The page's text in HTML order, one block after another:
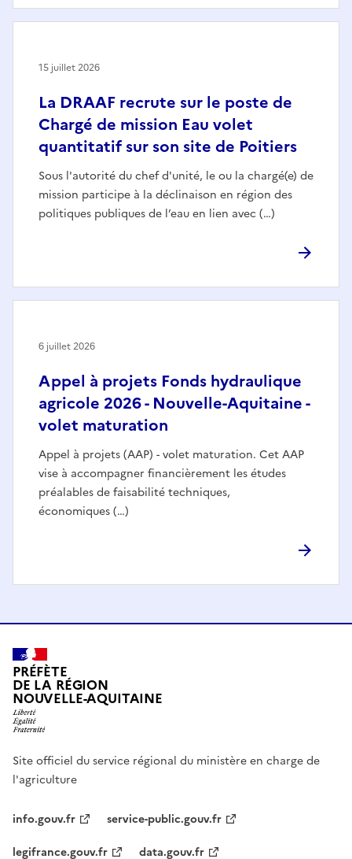
La DRAAF recrute sur le poste de
Chargé de mission Eau volet
quantitatif sur son site de Poitiers
Sous l'autorité du chef d'unité, le ou la chargé(e) de
mission participe à la déclinaison en région des
politiques publiques de l’eau en lien avec (…)
15 juillet 2026
Appel à projets Fonds hydraulique
agricole 2026 - Nouvelle-Aquitaine -
volet maturation
Appel à projets (AAP) - volet maturation. Cet AAP
vise à accompagner financièrement les études
préalables de faisabilité techniques,
économiques (…)
6 juillet 2026
PRÉFÈTE
DE LA RÉGION
NOUVELLE-AQUITAINE
Site officiel du service régional du ministère en charge de
l'agriculture
info.gouv.fr
service-public.gouv.fr
legifrance.gouv.fr
data.gouv.fr